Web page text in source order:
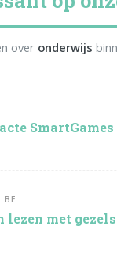
over onderwijs
lezen met